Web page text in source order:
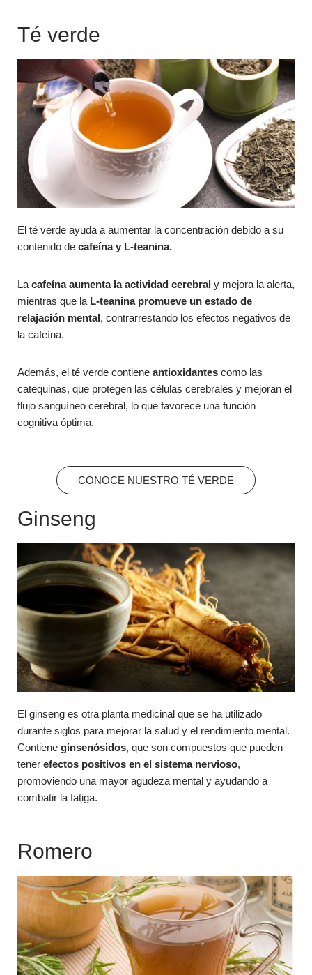
Té verde
El té verde ayuda a aumentar la concentración debido a su
contenido de cafeína y L-teanina.
La cafeína aumenta la actividad cerebral y mejora la alerta,
mientras que la L-teanina promueve un estado de
relajación mental, contrarrestando los efectos negativos de
la cafeína.
Además, el té verde contiene antioxidantes como las
catequinas, que protegen las células cerebrales y mejoran el
flujo sanguíneo cerebral, lo que favorece una función
cognitiva óptima.
CONOCE NUESTRO TÉ VERDE
Ginseng
El ginseng es otra planta medicinal que se ha utilizado
durante siglos para mejorar la salud y el rendimiento mental.
Contiene ginsenósidos, que son compuestos que pueden
tener efectos positivos en el sistema nervioso,
promoviendo una mayor agudeza mental y ayudando a
combatir la fatiga.
Romero